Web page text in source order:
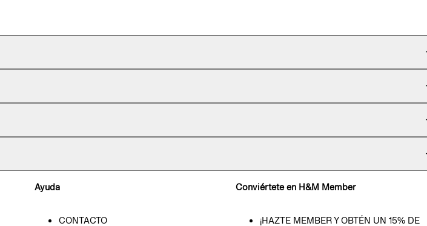
Ayuda
CONTACTO
Conviértete en H&M Member
¡HAZTE MEMBER Y OBTÉN UN 15% DE